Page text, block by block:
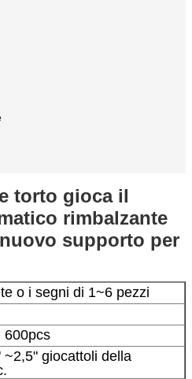
torto gioca il
rimbalzante
supporto per
o i segni di 1~6 pezzi
600pcs
~2,5" giocattoli della